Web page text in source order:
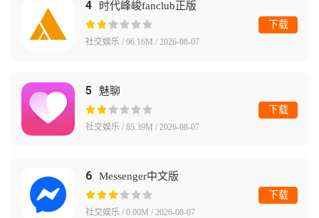
4 时代峰峻fanclub正版
社交娱乐 / 96.16M / 2026-08-07
下载
5 魅聊
社交娱乐 / 85.39M / 2026-08-07
下载
6 Messenger中文版
社交娱乐 / 0.00M / 2026-08-07
下载